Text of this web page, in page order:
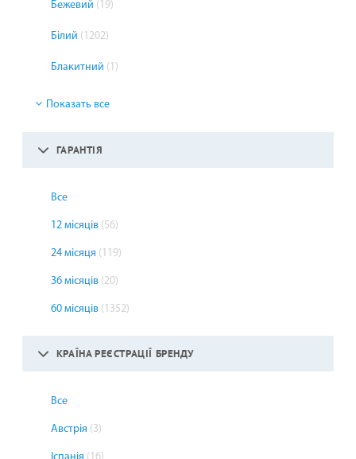
Бежевий (19)
Білий (1202)
Блакитний (1)
Показать все
ГАРАНТІЯ
Все
12 місяців (56)
24 місяця (119)
36 місяців (20)
60 місяців (1352)
КРАЇНА РЕЄСТРАЦІЇ БРЕНДУ
Все
Австрія (3)